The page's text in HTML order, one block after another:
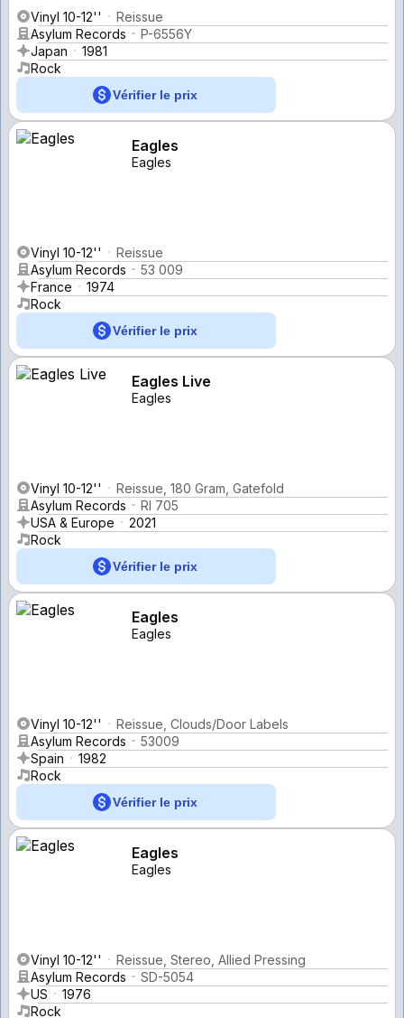
Vinyl 10-12''
Reissue
Asylum Records
P-6556Y
Japan
1981
Rock
Vérifier le prix
Eagles
Eagles
Vinyl 10-12''
Reissue
Asylum Records
53 009
France
1974
Rock
Vérifier le prix
Eagles Live
Eagles
Vinyl 10-12''
Reissue, 180 Gram, Gatefold
Asylum Records
RI 705
USA & Europe
2021
Rock
Vérifier le prix
Eagles
Eagles
Vinyl 10-12''
Reissue, Clouds/Door Labels
Asylum Records
53009
Spain
1982
Rock
Vérifier le prix
Eagles
Eagles
Vinyl 10-12''
Reissue, Stereo, Allied Pressing
Asylum Records
SD-5054
US
1976
Rock